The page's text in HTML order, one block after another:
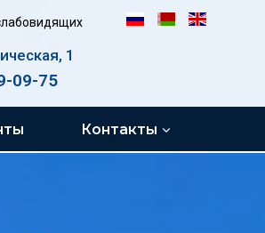
1
09-75
Контакты